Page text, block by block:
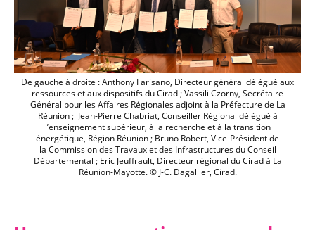
De gauche à droite : Anthony Farisano, Directeur général délégué aux
ressources et aux dispositifs du Cirad ; Vassili Czorny, Secrétaire
Général pour les Affaires Régionales adjoint à la Préfecture de La
Réunion ; Jean-Pierre Chabriat, Conseiller Régional délégué à
l’enseignement supérieur, à la recherche et à la transition
énergétique, Région Réunion ; Bruno Robert, Vice-Président de
la Commission des Travaux et des Infrastructures du Conseil
Départemental ; Eric Jeuffrault, Directeur régional du Cirad à La
Réunion-Mayotte. © J-C. Dagallier, Cirad.